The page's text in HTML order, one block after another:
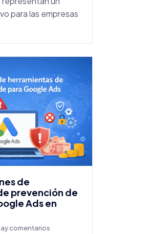
para las empresas
de
prevención de
Ads en
comentarios